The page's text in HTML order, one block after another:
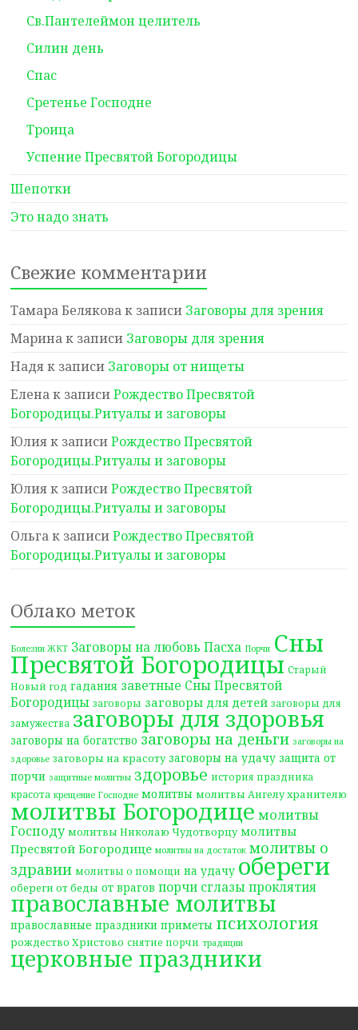
Св.Пантелеймон целитель
Силин день
Спас
Сретенье Господне
Троица
Успение Пресвятой Богородицы
Шепотки
Это надо знать
Свежие комментарии
Тамара Беляковак записи Заговоры для зрения
Маринак записи Заговоры для зрения
Надяк записи Заговоры от нищеты
Еленак записиРождество Пресвятой
Богородицы.Ритуалы и заговоры
Юлияк записиРождество Пресвятой
Богородицы.Ритуалы и заговоры
Юлияк записиРождество Пресвятой
Богородицы.Ритуалы и заговоры
Ольгак записиРождество Пресвятой
Богородицы.Ритуалы и заговоры
Облако меток
Болезни ЖКТ Заговоры на любовь Пасха Порчи Сны
Пресвятой Богородицы Старый
Новый год гадания заветные Сны Пресвятой
Богородицы заговоры заговоры для детей заговоры для
замужества заговоры для здоровья
заговоры на богатство заговоры на деньги заговоры на
здоровье заговоры на красоту заговоры на удачу защита от
порчи защитные молитвы здоровье история праздника
красота крещение Господне молитвы молитвы Ангелу хранителю
молитвы Богородице молитвы
Господу молитвы Николаю Чудотворцу молитвы
Пресвятой Богородице молитвы на достаток молитвы о
здравии молитвы о помощи на удачу обереги
обереги от беды от врагов порчи сглазы проклятия
православные молитвы
православные праздники приметы психология
рождество Христово снятие порчи традиции
церковные праздники